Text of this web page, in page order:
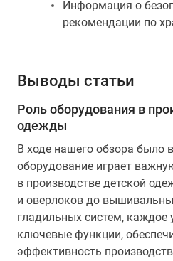
Информация о
рекомендации по
Выводы статьи
Роль оборудования в
одежды
В ходе нашего обзора было
оборудование играет
в производстве детской
и оверлоков до
гладильных систем, каждое
ключевые функции,
эффективность